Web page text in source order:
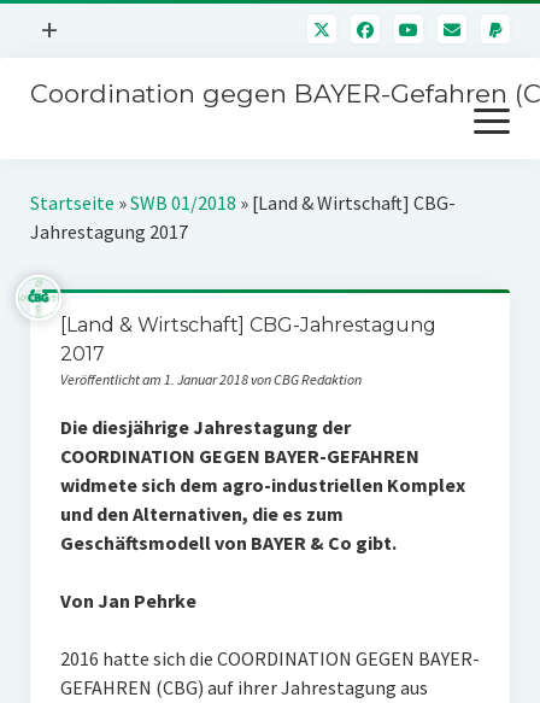
Menü
+
Mitmachen
Über uns
Kontakt
Impressum
Störfälle
Coordination gegen BAYER-Gefahren
Menü
öffnen
Kampagnen
Stichwort BAYER
Jahrestagung
Startseite »SWB 01/2018 » [Land & Wirtschaft] CBG-
Jahrestagung 2017
[Land & Wirtschaft] CBG-Jahrestagung
2017
Veröffentlicht am 1. Januar 2018 von CBG Redaktion
Die diesjährige Jahrestagung der
COORDINATION GEGEN BAYER-GEFAHREN
widmete sich dem agro-industriellen Komplex
und den Alternativen, die es zum
Geschäftsmodell von BAYER & Co gibt.
Von Jan Pehrke
2016 hatte sich die COORDINATION GEGEN BAYER-
GEFAHREN (CBG) auf ihrer Jahrestagung aus